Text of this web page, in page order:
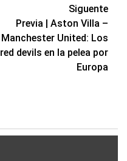
Siguente
Previa | Aston Villa –
Manchester United: Los
red devils en la pelea por
Europa